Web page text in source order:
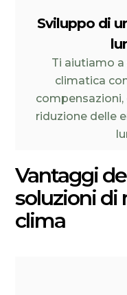
Sviluppo di
Ti aiutiamo
climatica
riduzione delle
Vantaggi
soluzioni di
clima